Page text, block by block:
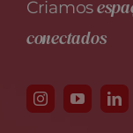
Criamos
conectados